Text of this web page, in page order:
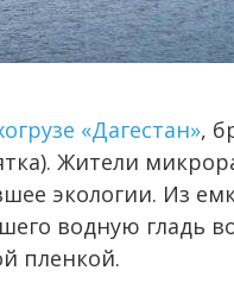
«Дагестан»,
Жители
экологии. Из
водную гладь
пленкой.